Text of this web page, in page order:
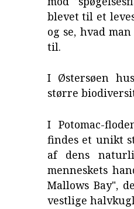
blevet til et
og se, hvad
til.
I Østersøen
større
I Potomac-
findes et unikt
af dens
menneskets
Mallows Bay",
vestlige